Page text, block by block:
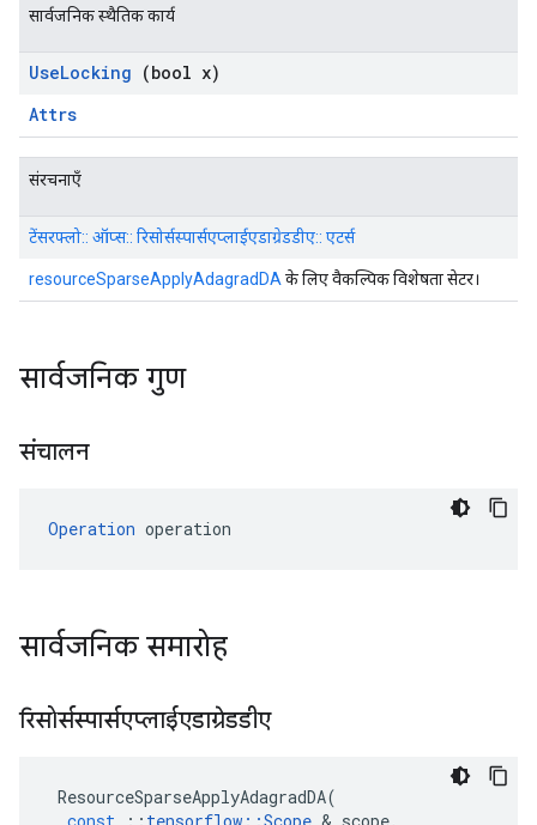
सार्वजनिक स्थैतिक कार्य
UseLocking (bool x)
Attrs
संरचनाएँ
टेंसरफ्लो:: ऑप्स:: रिसोर्सस्पार्सएप्लाईएडाग्रेडडीए:: एटर्स
resourceSparseApplyAdagradDA के लिए वैकल्पिक विशेषता सेटर।
सार्वजनिक गुण
संचालन
Operation operation
सार्वजनिक समारोह
रिसोर्सस्पार्सएप्लाईएडाग्रेडडीए
ResourceSparseApplyAdagradDA(